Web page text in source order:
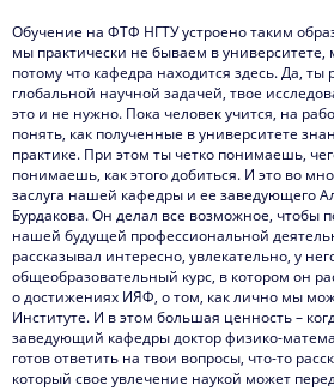
Обучение на ФТФ НГТУ устроено таким
мы практически не бываем в
потому что кафедра находится здесь. Да,
глобальной научной задачей, твое
это и не нужно. Пока человек учится, на
понять, как полученные в университете
практике. При этом ты четко понимаешь,
понимаешь, как этого добиться. И это во
заслуга нашей кафедры и ее заведующего
Бурдакова. Он делал все возможное, чтобы
нашей будущей профессиональной
рассказывал интересно, увлекательно, у
общеобразовательный курс, в котором он
о достижениях ИЯФ, о том, как лично мы
Институте. И в этом большая ценность –
заведующий кафедры доктор физико-
готов ответить на твои вопросы, что-то
который свое увлечение наукой может